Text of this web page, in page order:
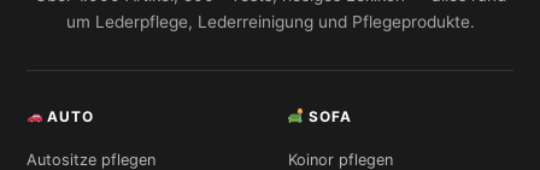
um Lederpflege, Lederreinigung und Pflegeprodukte.
AUTO
Autositze pflegen
SOFA
Koinor pflegen